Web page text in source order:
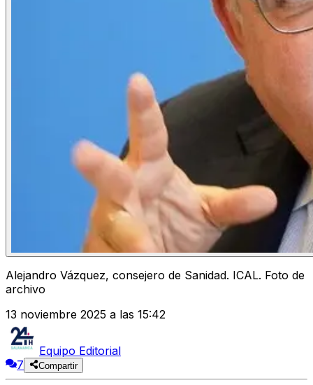
Alejandro Vázquez, consejero de Sanidad. ICAL. Foto de
archivo
13 noviembre 2025 a las 15:42
Equipo Editorial
7
Compartir